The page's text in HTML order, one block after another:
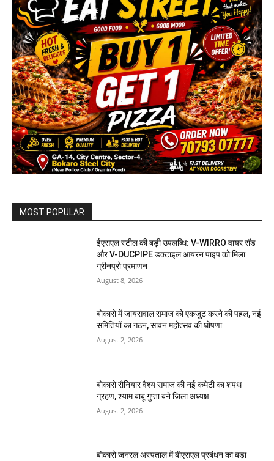
MOST POPULAR
ईएसएल स्टील की बड़ी उपलब्धि: V-WIRRO वायर रॉड
और V-DUCPIPE डक्टाइल आयरन पाइप को मिला
ग्रीनप्रो प्रमाणन
August 8, 2026
बोकारो में जायसवाल समाज को एकजुट करने की पहल, नई
समितियों का गठन, सावन महोत्सव की घोषणा
August 2, 2026
बोकारो रौनियार वैश्य समाज की नई कमेटी का शपथ
ग्रहण, श्याम बाबू गुप्ता बने जिला अध्यक्ष
August 2, 2026
बोकारो जनरल अस्पताल में बीएसएल प्रबंधन का बड़ा